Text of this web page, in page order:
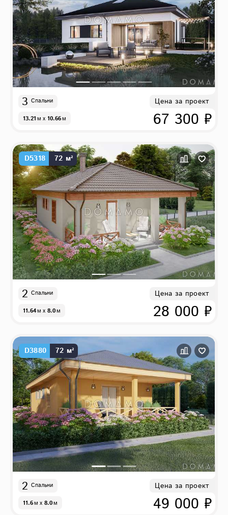
3 Спальни
13.21м x 10.66м
Цена за проект
67 300 ₽
D5318 72 м²
2 Спальни
11.64м x 8.0м
Цена за проект
28 000 ₽
D3880 72 м²
2 Спальни
11.6м x 8.0м
Цена за проект
49 000 ₽